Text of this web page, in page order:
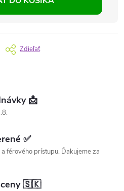
Zdieľať
📩
✅
férového prístupu. Ďakujeme za
ceny 🇸🇰